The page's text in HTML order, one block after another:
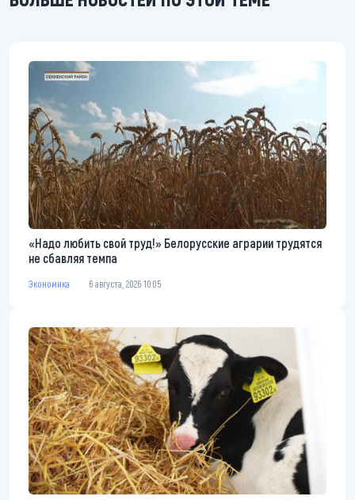
«Надо любить свой труд!» Белорусские аграрии трудятся
не сбавляя темпа
Экономика 6 августа, 2026 10:05